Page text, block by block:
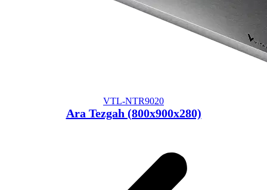
VTL-NTR9020
Ara Tezgah (800x900x280)